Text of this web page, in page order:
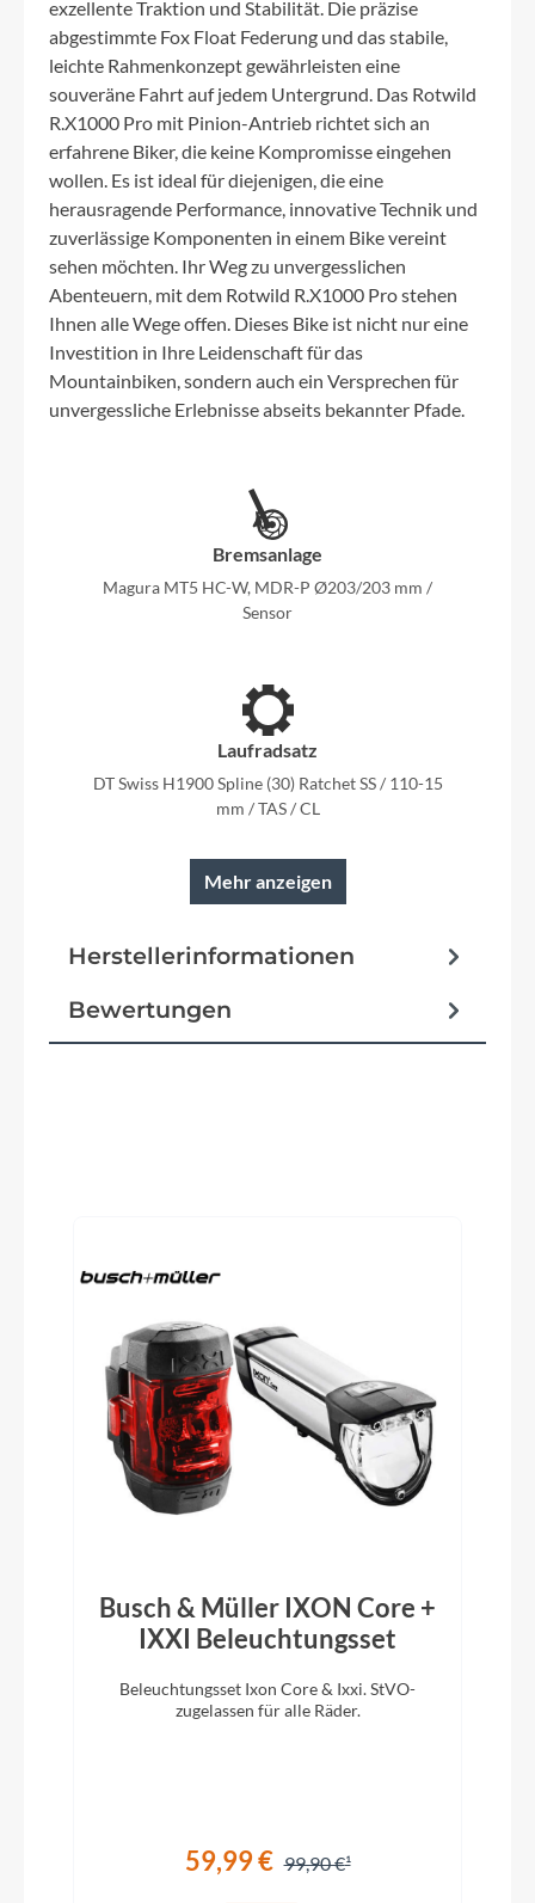
exzellente Traktion und Stabilität. Die präzise
abgestimmte Fox Float Federung und das stabile,
leichte Rahmenkonzept gewährleisten eine
souveräne Fahrt auf jedem Untergrund. Das Rotwild
R.X1000 Pro mit Pinion-Antrieb richtet sich an
erfahrene Biker, die keine Kompromisse eingehen
wollen. Es ist ideal für diejenigen, die eine
herausragende Performance, innovative Technik und
zuverlässige Komponenten in einem Bike vereint
sehen möchten. Ihr Weg zu unvergesslichen
Abenteuern, mit dem Rotwild R.X1000 Pro stehen
Ihnen alle Wege offen. Dieses Bike ist nicht nur eine
Investition in Ihre Leidenschaft für das
Mountainbiken, sondern auch ein Versprechen für
unvergessliche Erlebnisse abseits bekannter Pfade.
Bremsanlage
Magura MT5 HC-W, MDR-P Ø203/203 mm /
Sensor
Laufradsatz
DT Swiss H1900 Spline (30) Ratchet SS / 110-15
mm / TAS / CL
Rahmentyp
Full-Suspension
Ergon GD10 Slim
Ladegerät
Rotwild - 4.8 A
Schaltwerk
Pinion E1.12 MGU
Carbon
Kurbelgarnitur
Mehr anzeigen
Herstellerinformationen
Bewertungen
Busch & Müller IXON Core +
IXXI Beleuchtungsset
Beleuchtungsset Ixon Core & Ixxi. StVO-
zugelassen für alle Räder.
59,99 € 99,90 €